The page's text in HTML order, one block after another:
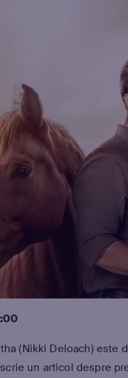
(Nikki Deloach) este
un articol despre